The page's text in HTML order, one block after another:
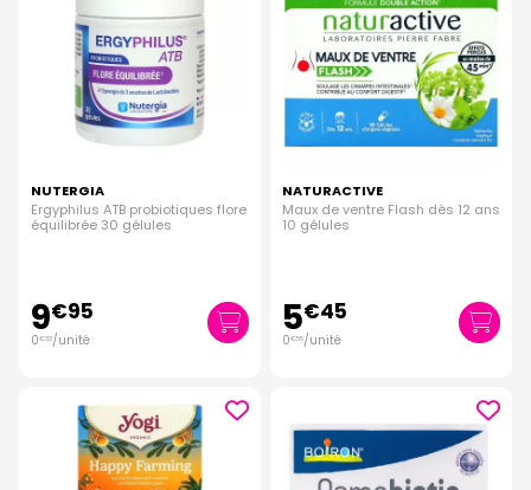
NUTERGIA
Ergyphilus ATB probiotiques flore
équilibrée 30 gélules
9€95
0€33/unité
NATURACTIVE
Maux de ventre Flash dès 12 ans
10 gélules
5€45
0€55/unité